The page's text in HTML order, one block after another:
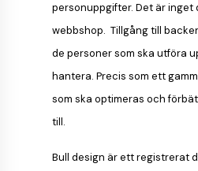
personuppgifter. Det är inget
webbshop. Tillgång till
de personer som ska utföra
hantera. Precis som ett
som ska optimeras och
till.
Bull design är ett registrerat